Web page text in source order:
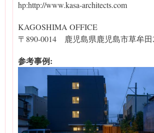
hp:http://www.kasa-architects.com
KAGOSHIMA OFFICE
〒890-0014 鹿児島県鹿児島市草牟田
参考事例: